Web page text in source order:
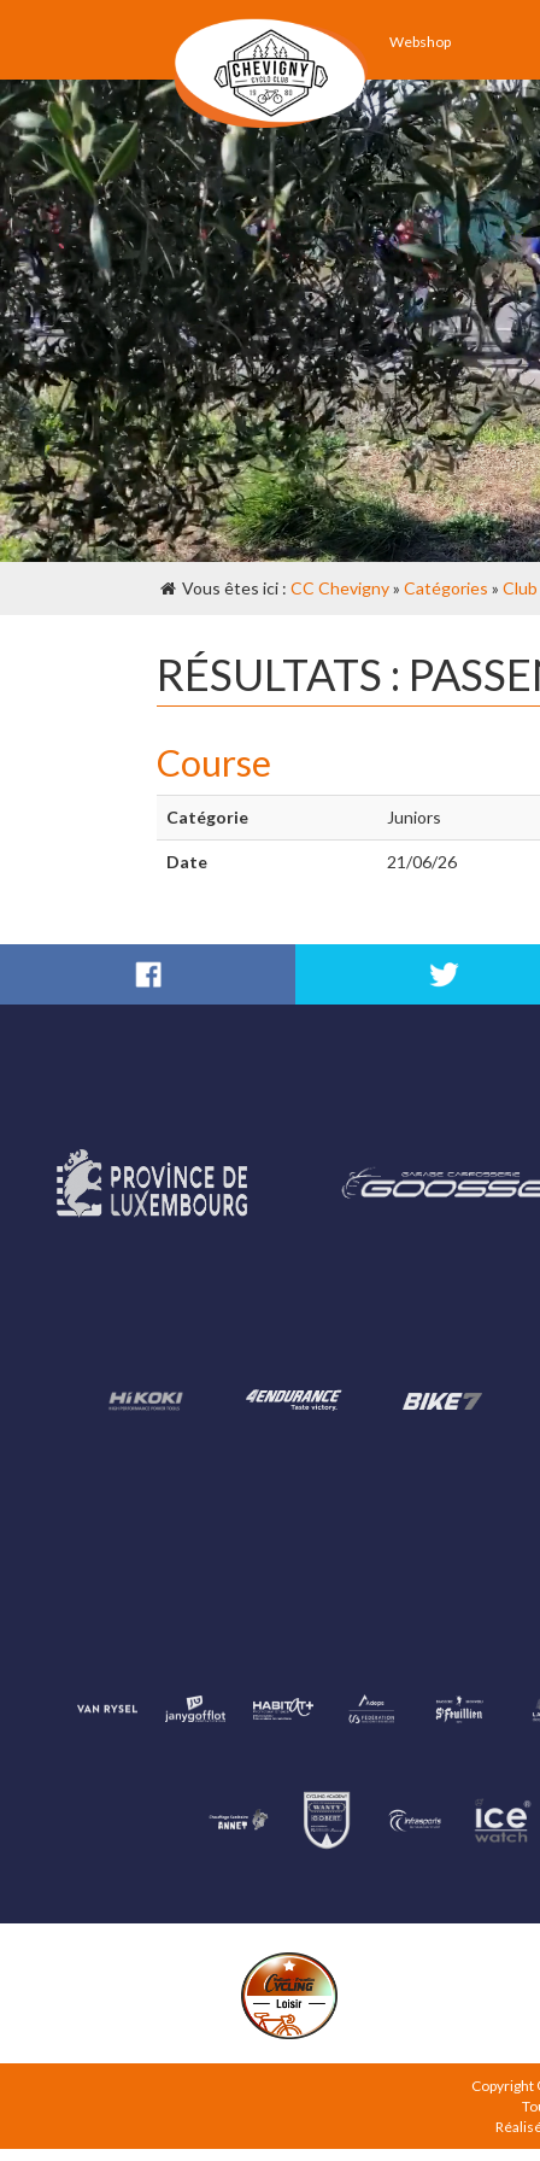
Webshop
Vous êtes ici : CC Chevigny» Catégories » Club
RÉSULTATS :
Course
Catégorie Juniors
Date 21/06/26